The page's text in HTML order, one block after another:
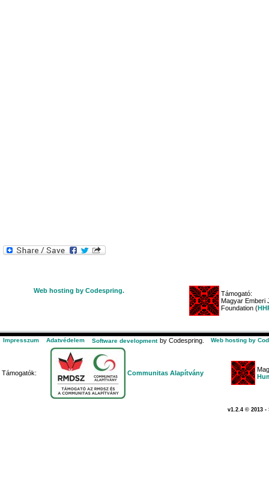
Web hosting by Codespring.
Támogató:
Magyar Emberi
Foundation (
Impresszum Adatvédelem Software development by Codespring. Web hosting by
Támogatók: Communitas Alapítvány
v1.2.4 © 2013